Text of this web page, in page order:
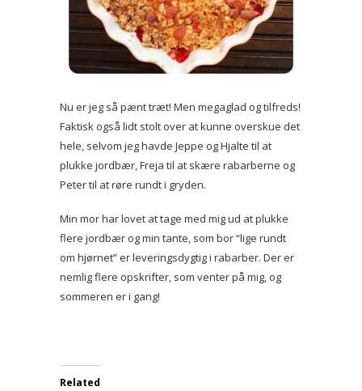
Nu er jeg så pænt træt! Men megaglad og tilfreds!
Faktisk også lidt stolt over at kunne overskue det
hele, selvom jeg havde Jeppe og Hjalte til at
plukke jordbær, Freja til at skære rabarberne og
Peter til at røre rundt i gryden.
Min mor har lovet at tage med mig ud at plukke
flere jordbær og min tante, som bor “lige rundt
om hjørnet” er leveringsdygtig i rabarber. Der er
nemlig flere opskrifter, som venter på mig, og
sommeren er i gang!
Related